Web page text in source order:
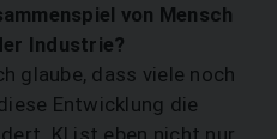
von Mensch
Industrie?
glaube, dass viele noch
Entwicklung die
KI ist eben nicht nur